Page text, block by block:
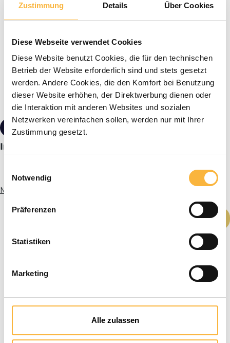
Zustimmung Details Über Cookies
Diese Webseite verwendet Cookies
Diese Website benutzt Cookies, die für den technischen
Betrieb der Website erforderlich sind und stets gesetzt
werden. Andere Cookies, die den Komfort bei Benutzung
dieser Website erhöhen, der Direktwerbung dienen oder
die Interaktion mit anderen Websites und sozialen
Netzwerken vereinfachen sollen, werden nur mit Ihrer
Zustimmung gesetzt.
Notwendig
Präferenzen
Statistiken
Marketing
Alle zulassen
€9.90*
Insect hotel "Herning
More info
Product Quantity: Enter the desired
Add to shopping cart